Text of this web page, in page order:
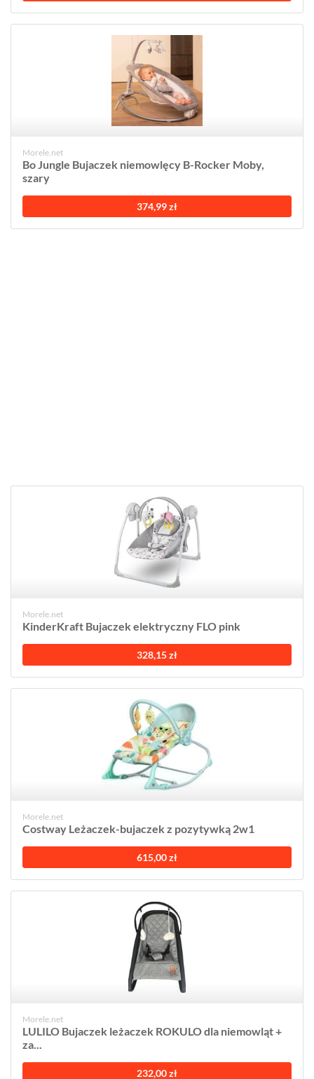
Morele.net
Bo Jungle Bujaczek niemowlęcy B-Rocker Moby,
szary
374,99 zł
Morele.net
KinderKraft Bujaczek elektryczny FLO pink
328,15 zł
Morele.net
Costway Leżaczek-bujaczek z pozytywką 2w1
615,00 zł
Morele.net
LULILO Bujaczek leżaczek ROKULO dla niemowląt +
za...
232,00 zł